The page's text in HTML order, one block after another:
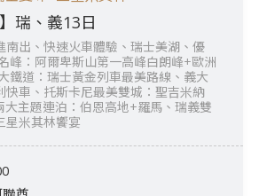
瑞、義13日
南出、快速火車體驗、瑞士美湖、優
峰：阿爾卑斯山第一高峰白朗峰+歐洲
鐵道：瑞士黃金列車最美路線、義大
快車、托斯卡尼最美雙城：聖吉米納
大主題連泊：伯恩高地+羅馬、瑞義雙
星米其林饗宴